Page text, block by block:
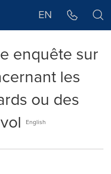
EN
enquête sur
les
ou des
English